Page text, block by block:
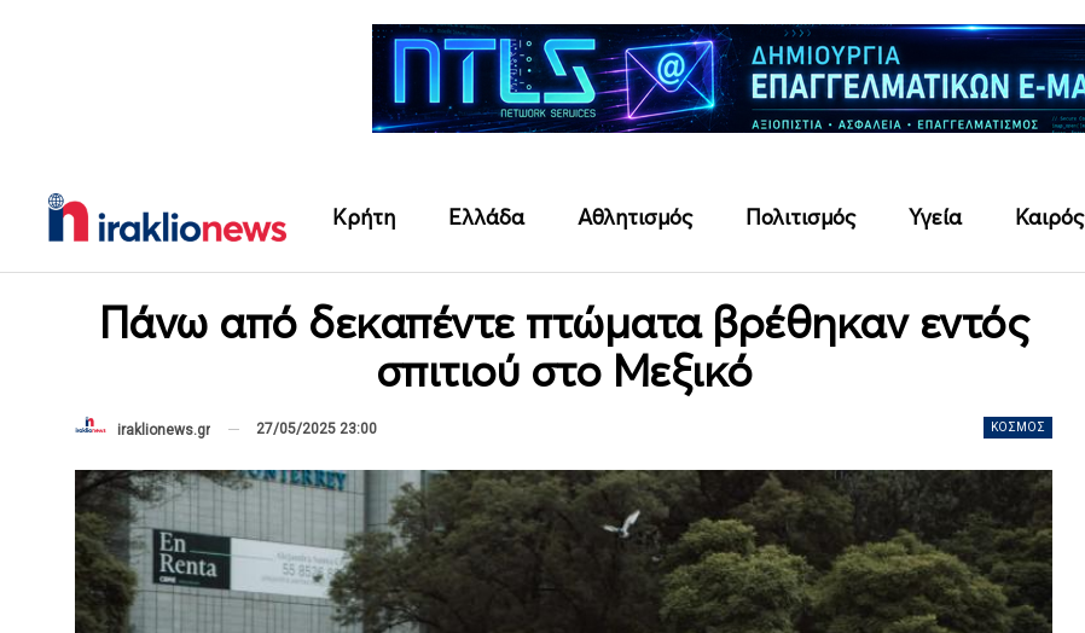
Κρήτη Ελλάδα Αθλητισμός Πολιτισμός Υγεία Καιρός
Πάνω από δεκαπέντε πτώματα βρέθηκαν εντός
σπιτιού στο Μεξικό
ΚΌΣΜΟΣ
iraklionews.gr 27/05/2025 23:00